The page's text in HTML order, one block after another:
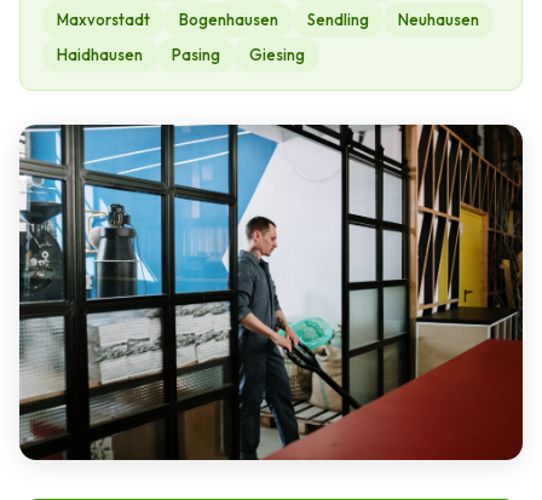
Maxvorstadt
Bogenhausen Sendling
Neuhausen
Haidhausen
Pasing Giesing